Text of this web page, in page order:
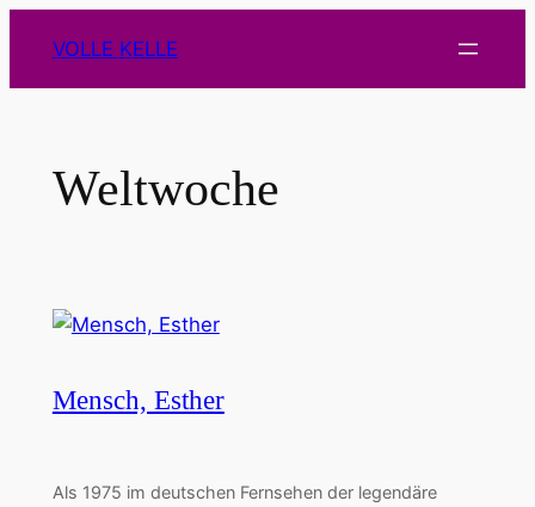
Inhalt
springen
VOLLE KELLE
Weltwoche
Mensch, Esther
Als 1975 im deutschen Fernsehen der legendäre